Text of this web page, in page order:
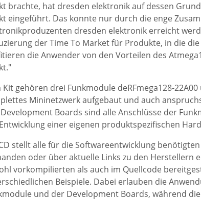
brachte, hat dresden elektronik auf dessen
eingeführt. Das konnte nur durch die enge
dresden elektronik erreicht
der Time To Market für Produkte, in die
die Anwender von den Vorteilen des
Kit gehören drei Funkmodule deRFmega128-
Mininetzwerk aufgebaut und auch
Boards sind alle Anschlüsse der
einer eigenen produktspezifischen
stellt alle für die Softwareentwicklung
oder über aktuelle Links zu den Herstellern
vorkompilierten als auch im Quellcode
Beispiele. Dabei erlauben die
und der Development Boards, während